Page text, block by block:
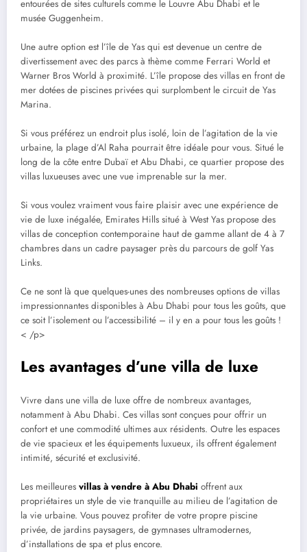
entourées de sites culturels comme le Louvre Abu Dhabi et le
musée Guggenheim.
Une autre option est l’île de Yas qui est devenue un centre de
divertissement avec des parcs à thème comme Ferrari World et
Warner Bros World à proximité. L’île propose des villas en front de
mer dotées de piscines privées qui surplombent le circuit de Yas
Marina.
Si vous préférez un endroit plus isolé, loin de l’agitation de la vie
urbaine, la plage d’Al Raha pourrait être idéale pour vous. Situé le
long de la côte entre Dubaï et Abu Dhabi, ce quartier propose des
villas luxueuses avec une vue imprenable sur la mer.
Si vous voulez vraiment vous faire plaisir avec une expérience de
vie de luxe inégalée, Emirates Hills situé à West Yas propose des
villas de conception contemporaine haut de gamme allant de 4 à 7
chambres dans un cadre paysager près du parcours de golf Yas
Links.
Ce ne sont là que quelques-unes des nombreuses options de villas
impressionnantes disponibles à Abu Dhabi pour tous les goûts, que
ce soit l’isolement ou l’accessibilité – il y en a pour tous les goûts !
< /p>
Les avantages d’une villa de luxe
Vivre dans une villa de luxe offre de nombreux avantages,
notamment à Abu Dhabi. Ces villas sont conçues pour offrir un
confort et une commodité ultimes aux résidents. Outre les espaces
de vie spacieux et les équipements luxueux, ils offrent également
intimité, sécurité et exclusivité.
Les meilleures villas à vendre à Abu Dhabi offrent aux
propriétaires un style de vie tranquille au milieu de l’agitation de
la vie urbaine. Vous pouvez profiter de votre propre piscine
privée, de jardins paysagers, de gymnases ultramodernes,
d’installations de spa et plus encore.